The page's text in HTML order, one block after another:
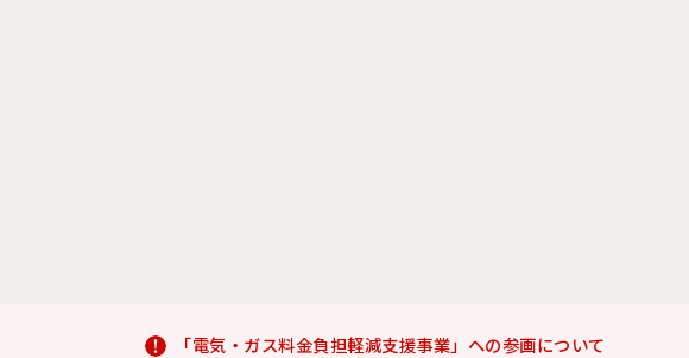
「電気・ガス料金負担軽減支援事業」への参画について